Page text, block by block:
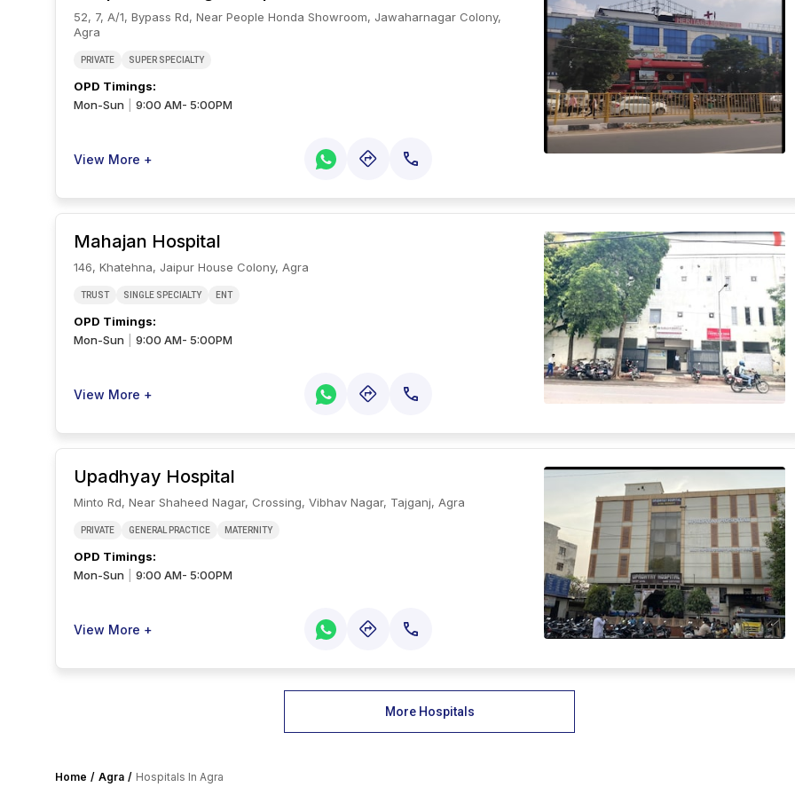
52, 7, A/1, Bypass Rd, Near People Honda Showroom, Jawaharnagar Colony,
Agra
PRIVATE SUPER SPECIALTY
OPD Timings:
Mon-Sun
9:00 AM- 5:00PM
View More +
Mahajan Hospital
146, Khatehna, Jaipur House Colony, Agra
TRUST SINGLE SPECIALTY ENT
OPD Timings:
Mon-Sun
9:00 AM- 5:00PM
View More +
Upadhyay Hospital
Minto Rd, Near Shaheed Nagar, Crossing, Vibhav Nagar, Tajganj, Agra
PRIVATE GENERAL PRACTICE MATERNITY
OPD Timings:
Mon-Sun
9:00 AM- 5:00PM
View More +
More Hospitals
Home Agra Hospitals In Agra